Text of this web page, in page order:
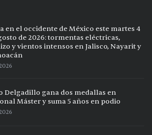
en el occidente de México este martes 4
de 2026: tormentas eléctricas,
y vientos intensos en Jalisco, Nayarit y
Delgadillo gana dos medallas en
Máster y suma 5 años en podio